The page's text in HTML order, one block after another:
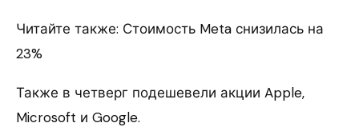
Читайте также: Стоимость Meta снизилась на
23%
Также в четверг подешевели акции Apple,
Microsoft и Google.